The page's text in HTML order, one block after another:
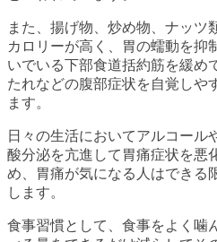
また、揚げ物、炒め物、ナッツ
カロリーが高く、胃の蠕動を抑
いでいる下部食道括約筋を緩め
たれなどの腹部症状を自覚しや
ます。
日々の生活においてアルコール
酸分泌を亢進して胃痛症状を悪
め、胃痛が気になる人はできる
します。
食事習慣として、食事をよく噛